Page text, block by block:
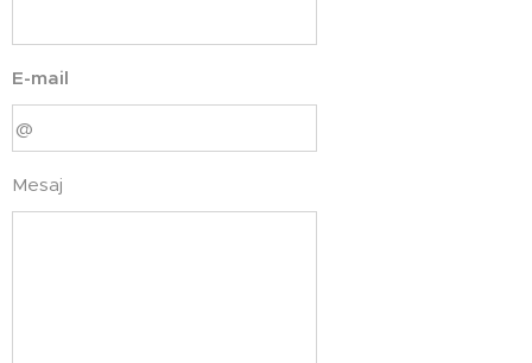
E-mail
Mesaj